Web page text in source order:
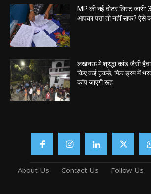
MP की नई वोटर लिस्ट
आपका पत्ता तो नहीं साफ? ऐसे
लखनऊ में श्रद्धा कांड जैसी
किए कई टुकड़े, फिर ड्रम में
कांप जाएगी रूह
About Us Contact Us Follow Us